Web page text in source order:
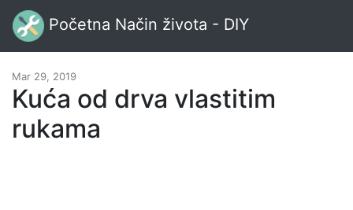
Početna Način života - DIY
Mar 29, 2019
Kuća od drva vlastitim
rukama